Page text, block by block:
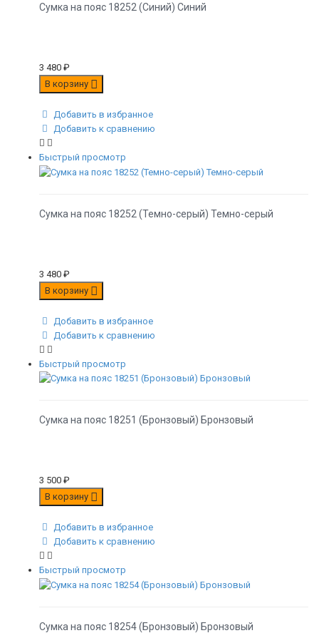
Сумка на пояс 18252 (Синий) Синий
3 480 ₽
В корзину
Добавить в избранное
Добавить к сравнению
Быстрый просмотр
Сумка на пояс 18252 (Темно-серый) Темно-серый
3 480 ₽
В корзину
Добавить в избранное
Добавить к сравнению
Быстрый просмотр
Сумка на пояс 18251 (Бронзовый) Бронзовый
3 500 ₽
В корзину
Добавить в избранное
Добавить к сравнению
Быстрый просмотр
Сумка на пояс 18254 (Бронзовый) Бронзовый